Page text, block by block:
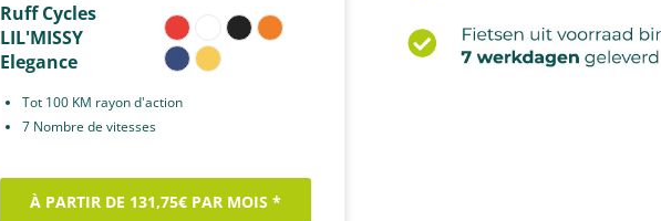
Ruff Cycles
LIL'MISSY
Elegance
Tot 100 KM rayon d'action
7 Nombre de vitesses
À PARTIR DE 131,75€ PAR MOIS *